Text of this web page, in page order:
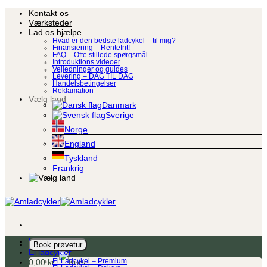
Fortsæt
indhold
Kontakt os
Værksteder
Lad os hjælpe
Hvad er den bedste ladcykel – til mig?
Finansiering – Rentefrit!
FAQ – Ofte stillede spørgsmål
Introduktions videoer
Vejledninger og guides
Levering – DAG TIL DAG
Handelsbetingelser
Reklamation
Vælg land
Danmark
Sverige
Norge
England
Tyskland
Frankrig
Book prøvetur
0,00kr.
Ladcykel
El ladcykler
El Ladcykel – Premium